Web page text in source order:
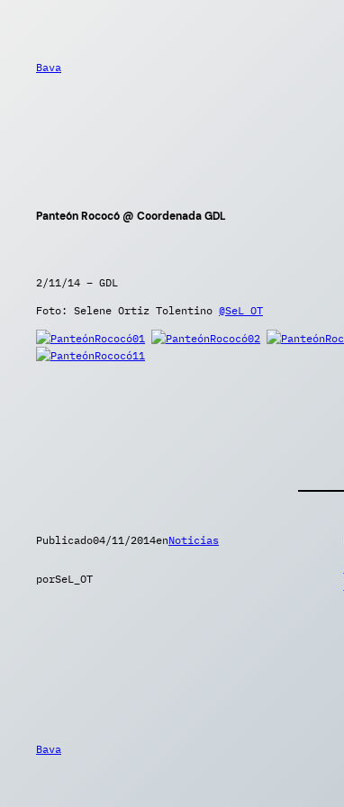
Bava
Panteón Rococó @ Coordenada GDL
2/11/14 – GDL
Foto: Selene Ortiz Tolentino @SeL_OT
Publicado04/11/2014enNoticias
porSeL_OT
Bava